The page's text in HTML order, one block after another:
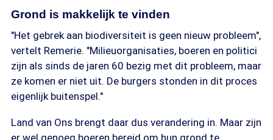
Grond is makkelijk te vinden
"Het gebrek aan biodiversiteit is geen nieuw probleem",
vertelt Remerie. "Milieuorganisaties, boeren en politici
zijn als sinds de jaren 60 bezig met dit probleem, maar
ze komen er niet uit. De burgers stonden in dit proces
eigenlijk buitenspel."
Land van Ons brengt daar dus verandering in. Maar zijn
er wel genoeg boeren bereid om hun grond te